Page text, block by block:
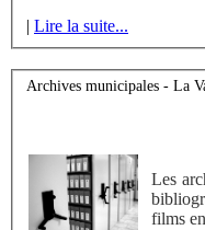
Lire la suite...
Archives municipales - La
Les
films